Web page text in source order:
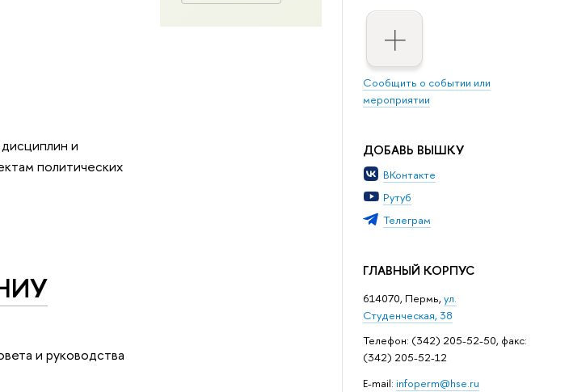
Сообщить о событии или
мероприятии
ДОБАВЬ ВЫШКУ
ВКонтакте
Рутуб
Телеграм
ГЛАВНЫЙ КОРПУС
614070, Пермь,ул.
Студенческая, 38
Телефон: (342) 205-52-50, факс:
(342) 205-52-12
Е-mail: infoperm@hse.ru
и
политических
и руководства